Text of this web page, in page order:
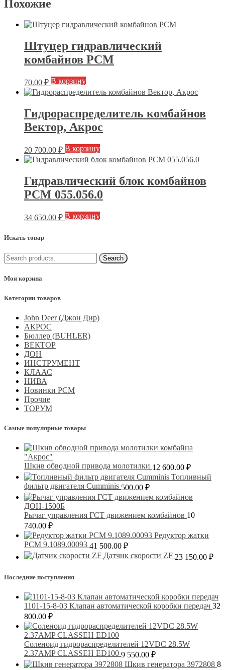
Похожие
Штуцер гидравлический
комбайнов РСМ
70.00 ₽ В корзину
Гидрораспределитель комбайнов
Вектор, Акрос
20 700.00 ₽ В корзину
Гидравлический блок комбайнов
РСМ 055.056.0
34 650.00 ₽ В корзину
Искать товар
Моя корзина
Категории товаров
John Deer (Джон Дир)
АКРОС
Бюллер (BUHLER)
ВЕКТОР
ДОН
ИНСТРУМЕНТ
КЛААС
НИВА
Новинки РСМ
Прочие
ТОРУМ
Самые популярные товары
Шкив обводной привода молотилки 12 600.00 ₽
Топливный
фильтр двигателя Cumminis 500.00 ₽
Рычаг управления ГСТ движением комбайнов 10
740.00 ₽
Редуктор жатки
РСМ 9.1089.00093 41 500.00 ₽
Датчик скорости ZF 23 150.00 ₽
Последние поступления
1101-15-8-03 Клапан автоматической коробки передач 32
800.00 ₽
Соленоид гидрораспределителей 12VDC 28.5W
2.37AMP CLASSEH ED100 9 550.00 ₽
Шкив генератора 3972808 8